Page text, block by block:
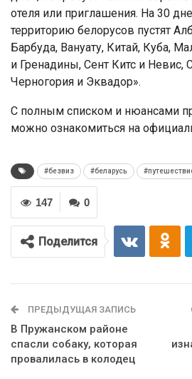
отеля или приглашения. На 30
территорию белорусов пустят
Барбуда, Вануату, Китай, Куба,
и Гренадины, Сент Китс и Невис,
Черногория и Эквадор».
С полным списком и нюансами
можно ознакомиться на
#безвиз #беларусь
0
147
Поделится
ПРЕДЫДУЩАЯ ЗАПИСЬ
В Пружанском районе
спасли собаку, которая
провалилась в колодец